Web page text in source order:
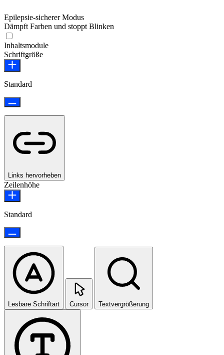
Epilepsie-sicherer Modus
Dämpft Farben und stoppt Blinken
Inhaltsmodule
Schriftgröße
Standard
Links hervorheben
Zeilenhöhe
Standard
Lesbare Schriftart Cursor Textvergrößerung